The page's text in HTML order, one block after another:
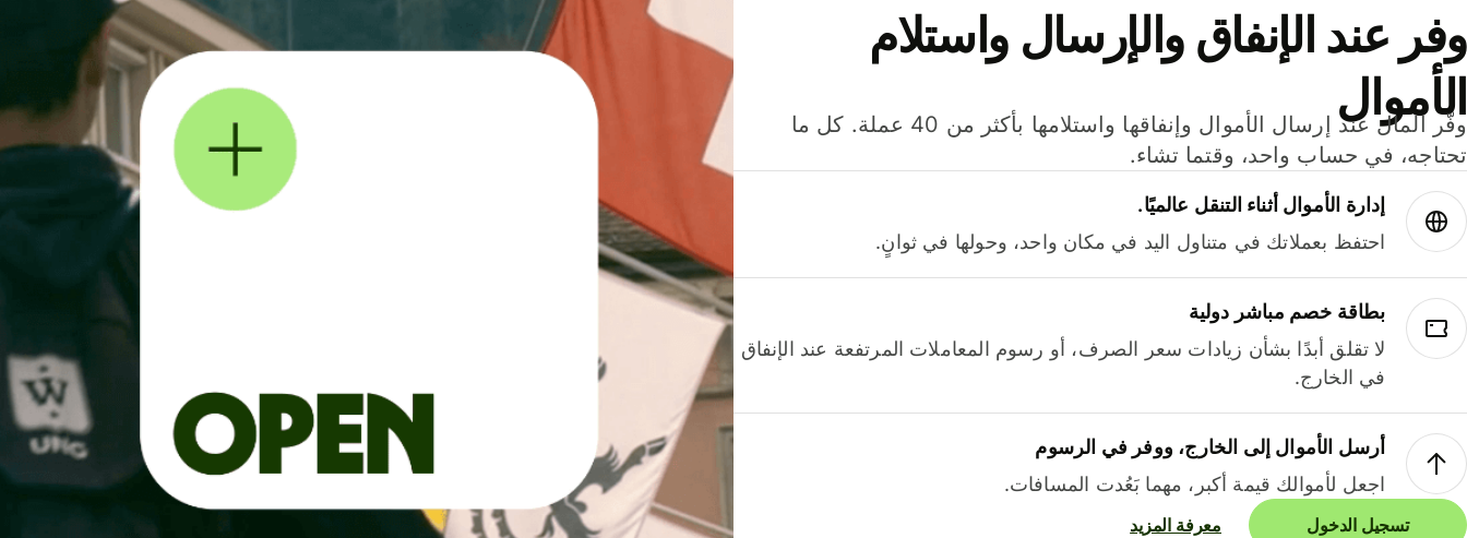
وفر عند الإنفاق والإرسال واستلام
الأموال
وفّر المال عند إرسال الأموال وإنفاقها واستلامها بأكثر من 40 عملة. كل ما
تحتاجه، في حساب واحد، وقتما تشاء.
إدارة الأموال أثناء التنقل عالميًا.
احتفظ بعملاتك في متناول اليد في مكان واحد، وحولها في ثوانٍ.
بطاقة خصم مباشر دولية
لا تقلق أبدًا بشأن زيادات سعر الصرف، أو رسوم المعاملات المرتفعة عند الإنفاق
في الخارج.
أرسل الأموال إلى الخارج، ووفر في الرسوم
اجعل لأموالك قيمة أكبر، مهما بَعُدت المسافات.
تسجيل الدخول معرفة المزيد